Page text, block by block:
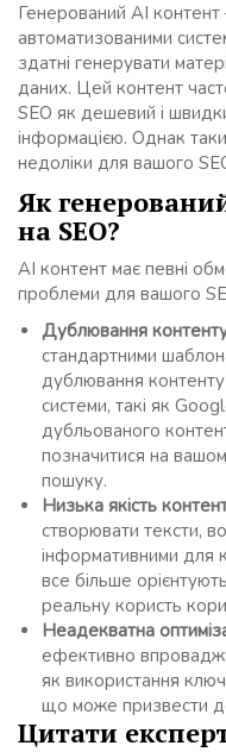
Генерований AI
автоматизованими
здатні генерувати
даних. Цей контент
SEO як дешевий і
інформацією. Однак
недоліки для вашого
Як
на SEO?
AI контент має певні
проблеми для вашого
Дублювання
стандартними
дублювання
системи, такі як
дубльованого
позначитися на
пошуку.
Низька якість
створювати тексти,
інформативними для
все більше
реальну користь
Неадекватна
ефективно
як використання
що може призвести
Цитати